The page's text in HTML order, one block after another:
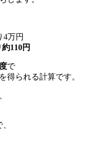
4万円
110円
で
得られる計算です。